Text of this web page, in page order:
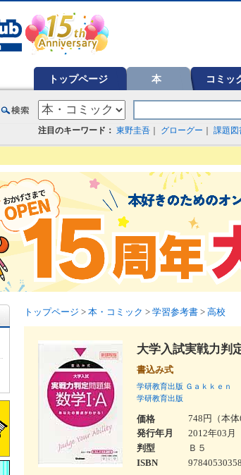
トップページ 本 コミッ
注目のキーワード： 東野圭吾 グローグー 課題図
トップページ > 本・コミック > 学習参考書 > 高校
大学入試実戦力判
書込み式
学研教育出版 Ｇａｋｋｅｎ
学研教育出版
価格
748円（本体
発行年月
2012年03月
判型
Ｂ５
ISBN